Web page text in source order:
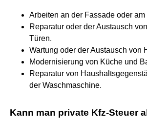
Arbeiten an der Fassade oder am
Reparatur oder der Austausch
Türen.
Wartung oder der Austausch von
Modernisierung von Küche und
Reparatur von
der Waschmaschine.
Kann man private Kfz-Steuer